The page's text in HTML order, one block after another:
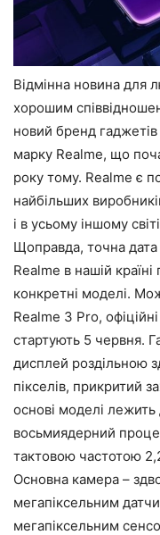
Відмінна новина для
хорошим
новий бренд
марку Realme, що
року тому. Realme є
найбільших
і в усьому іншому
Щоправда, точна дата
Realme в нашій
конкретні моделі.
Realme 3 Pro,
стартують 5 червня.
дисплей роздільною
пікселів, прикритий
основі моделі
восьмиядерний
тактовою частотою
Основна камера –
мегапіксельним
мегапіксельним